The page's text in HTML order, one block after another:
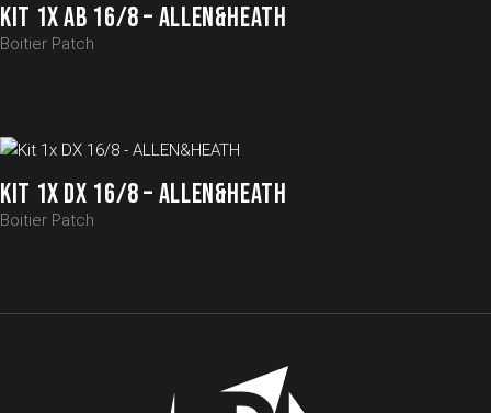
KIT 1X AB 16/8 – ALLEN&HEATH
Boitier Patch
KIT 1X DX 16/8 – ALLEN&HEATH
Boitier Patch